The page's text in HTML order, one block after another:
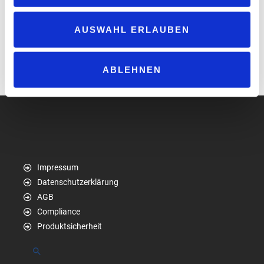
AUSWAHL ERLAUBEN
ABLEHNEN
Preisabstand zwischen dem teuersten und günstigsten
5 bzw. 6 Cent pro Liter (je nach Kraftstoff).
www.bundeskartellamt.de
Impressum
Datenschutzerklärung
AGB
Compliance
Produktsicherheit
Suchen